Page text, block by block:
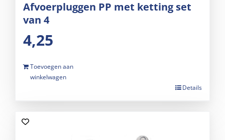
Afvoerpluggen PP met ketting set
van 4
4,25
Toevoegen aan
winkelwagen
Details